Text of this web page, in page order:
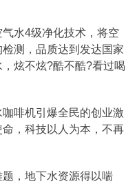
水4级净化技术，将空
测，品质达到发达国家
炫不炫?酷不酷?看过喝
啡机引爆全民的创业激
，科技以人为本，不再
，地下水资源得以喘